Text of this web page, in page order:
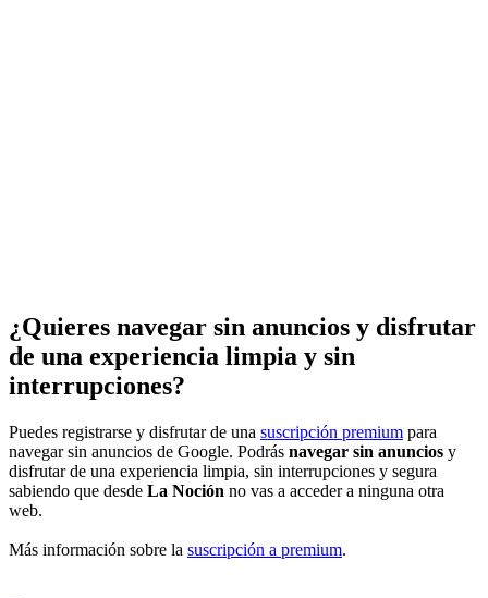
¿Quieres navegar sin anuncios y disfrutar
de una experiencia limpia y sin
interrupciones?
Puedes registrarse y disfrutar de una suscripción premium para
navegar sin anuncios de Google. Podrás navegar sin anuncios y
disfrutar de una experiencia limpia, sin interrupciones y segura
sabiendo que desde La Noción no vas a acceder a ninguna otra
web.
Más información sobre la suscripción a premium.